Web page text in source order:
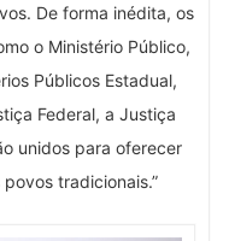
De forma inédita, os
o Ministério Público,
Públicos Estadual,
Federal, a Justiça
unidos para oferecer
tradicionais.”